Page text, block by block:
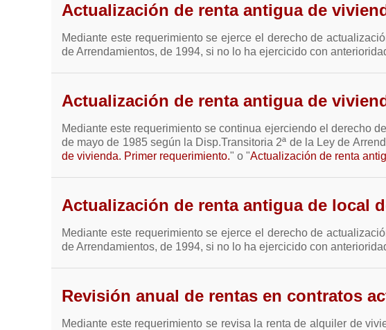
Actualización de renta antigua de
Mediante este requerimiento se ejerce el derecho de
de Arrendamientos, de 1994, si no lo ha ejercicido con
Actualización de renta antigua de
Mediante este requerimiento se continua ejerciendo el derecho
de mayo de 1985 según la Disp.Transitoria 2ª de la Ley de
de vivienda. Primer requerimiento." o "Actualización de renta
Actualización de renta antigua de local
Mediante este requerimiento se ejerce el derecho de
de Arrendamientos, de 1994, si no lo ha ejercicido con
Revisión anual de rentas en contratos
Mediante este requerimiento se revisa la renta de alquiler de